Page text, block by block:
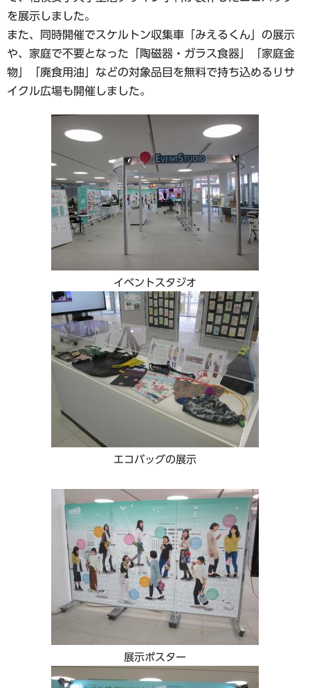
を展示しました。
また、同時開催でスケルトン収集車「みえるくん」の展示
や、家庭で不要となった「陶磁器・ガラス食器」「家庭金
物」「廃食用油」などの対象品目を無料で持ち込めるリサ
イクル広場も開催しました。
イベントスタジオ
エコバッグの展示
展示ポスター